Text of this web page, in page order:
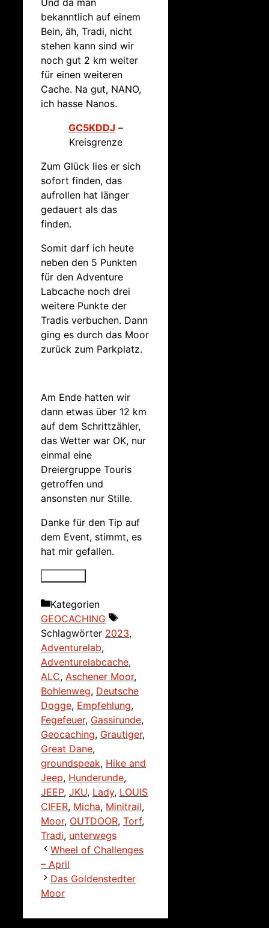
bekanntlich auf einem
Bein, äh, Tradi, nicht
stehen kann sind wir
noch gut 2 km weiter
für einen weiteren
Cache. Na gut, NANO,
ich hasse Nanos.
GC5KDDJ –
Kreisgrenze
Zum Glück lies er sich
sofort finden, das
aufrollen hat länger
gedauert als das
finden.
Somit darf ich heute
neben den 5 Punkten
für den Adventure
Labcache noch drei
weitere Punkte der
Tradis verbuchen. Dann
ging es durch das Moor
zurück zum Parkplatz.
Am Ende hatten wir
dann etwas über 12 km
auf dem Schrittzähler,
das Wetter war OK, nur
einmal eine
Dreiergruppe Touris
getroffen und
ansonsten nur Stille.
Danke für den Tip auf
dem Event, stimmt, es
hat mir gefallen.
Kategorien
GEOCACHING
Schlagwörter 2023,
Adventurelab,
Adventurelabcache,
ALC, Aschener Moor,
Bohlenweg, Deutsche
Dogge, Empfehlung,
Fegefeuer, Gassirunde,
Geocaching, Grautiger,
Great Dane,
groundspeak, Hike and
Jeep, Hunderunde,
JEEP, JKU, Lady, LOUIS
CIFER, Micha, Minitrail,
Moor, OUTDOOR, Torf,
Tradi, unterwegs
Wheel of Challenges
– April
Das Goldenstedter
Moor